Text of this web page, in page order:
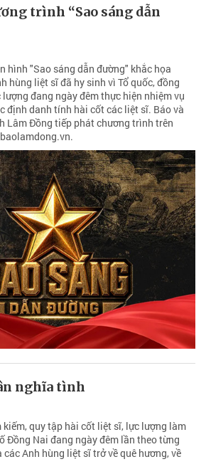
trình “Sao sáng dẫn
hình "Sao sáng dẫn đường" khắc họa
hùng liệt sĩ đã hy sinh vì Tổ quốc, đồng
đang ngày đêm thực hiện nhiệm vụ
định danh tính hài cốt các liệt sĩ. Báo và
Lâm Đồng tiếp phát chương trình trên
nghĩa tình
quy tập hài cốt liệt sĩ, lực lượng làm
Đồng Nai đang ngày đêm lần theo từng
Anh hùng liệt sĩ trở về quê hương, về